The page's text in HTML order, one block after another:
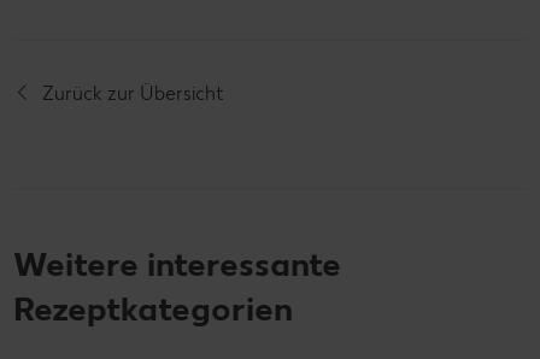
Zurück zur Übersicht
Weitere interessante
Rezeptkategorien